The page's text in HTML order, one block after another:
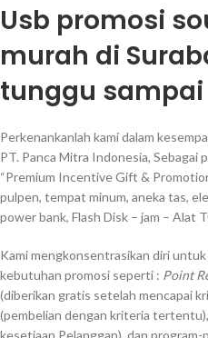
Usb promosi
murah di
tunggu sampai
Perkenankanlah kami dalam
PT. Panca Mitra Indonesia, Sebagai
“Premium Incentive Gift &
pulpen, tempat minum, aneka tas,
power bank, Flash Disk – jam – Alat
Kami mengkonsentrasikan diri
kebutuhan promosi seperti : Point
(diberikan gratis setelah mencapai
(pembelian dengan kriteria tertentu),